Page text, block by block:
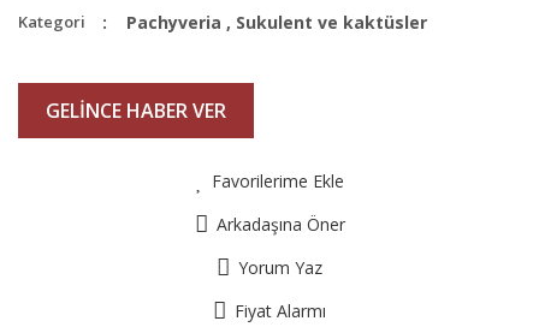
Kategori Pachyveria , Sukulent ve kaktüsler
GELİNCE HABER VER
Favorilerime Ekle
Arkadaşına Öner
Yorum Yaz
Fiyat Alarmı